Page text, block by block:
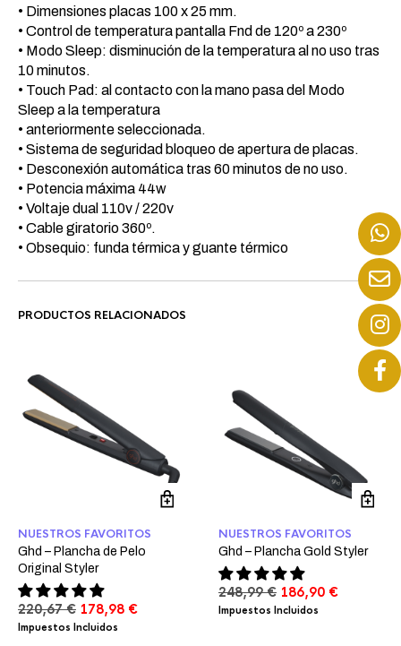
• Dimensiones placas 100 x 25 mm.
• Control de temperatura pantalla Fnd de 120º a 230º
• Modo Sleep: disminución de la temperatura al no uso tras
10 minutos.
• Touch Pad: al contacto con la mano pasa del Modo
Sleep a la temperatura
• anteriormente seleccionada.
• Sistema de seguridad bloqueo de apertura de placas.
• Desconexión automática tras 60 minutos de no uso.
• Potencia máxima 44w
• Voltaje dual 110v / 220v
• Cable giratorio 360º.
• Obsequio: funda térmica y guante térmico
PRODUCTOS RELACIONADOS
NUESTROS FAVORITOS
Ghd – Plancha de Pelo
Original Styler
220,67€ El
precio
178,98 €El
Impuestos Incluidos
NUESTROS FAVORITOS
Ghd – Plancha Gold Styler
248,99€ El
precio
186,90 €El
Impuestos Incluidos